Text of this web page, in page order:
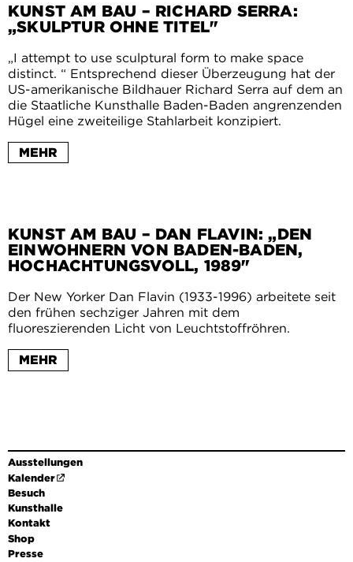
KUNST AM BAU – RICHARD SERRA:
„SKULPTUR OHNE TITEL"
„I attempt to use sculptural form to make space
distinct. “ Entsprechend dieser Überzeugung hat der
US-amerikanische Bildhauer Richard Serra auf dem an
die Staatliche Kunsthalle Baden-Baden angrenzenden
Hügel eine zweiteilige Stahlarbeit konzipiert.
MEHR
KUNST AM BAU – DAN FLAVIN: „DEN
EINWOHNERN VON BADEN-BADEN,
HOCHACHTUNGSVOLL, 1989"
Der New Yorker Dan Flavin (1933-1996) arbeitete seit
den frühen sechziger Jahren mit dem
fluoreszierenden Licht von Leuchtstoffröhren.
MEHR
Ausstellungen
Kalender
Besuch
Kunsthalle
Kontakt
Shop
Presse